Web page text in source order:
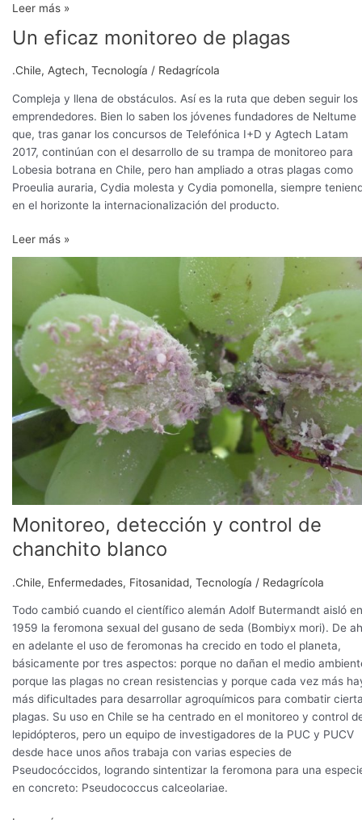
Leer más »
Un eficaz monitoreo de plagas
.Chile, Agtech, Tecnología / Redagrícola
Compleja y llena de obstáculos. Así es la ruta que deben seguir los
emprendedores. Bien lo saben los jóvenes fundadores de Neltume
que, tras ganar los concursos de Telefónica I+D y Agtech Latam
2017, continúan con el desarrollo de su trampa de monitoreo para
Lobesia botrana en Chile, pero han ampliado a otras plagas como
Proeulia auraria, Cydia molesta y Cydia pomonella, siempre
en el horizonte la internacionalización del producto.
Un
monitoreo
plagas
Leer más »
Monitoreo, detección y control de
chanchito blanco
.Chile, Enfermedades, Fitosanidad, Tecnología / Redagrícola
Todo cambió cuando el científico alemán Adolf Butermandt aisló en
1959 la feromona sexual del gusano de seda (Bombiyx mori). De
en adelante el uso de feromonas ha crecido en todo el planeta,
básicamente por tres aspectos: porque no dañan el medio
porque las plagas no crean resistencias y porque cada vez más
más dificultades para desarrollar agroquímicos para combatir
plagas. Su uso en Chile se ha centrado en el monitoreo y control
lepidópteros, pero un equipo de investigadores de la PUC y PUCV
desde hace unos años trabaja con varias especies de
Pseudocóccidos, logrando sintentizar la feromona para una
en concreto: Pseudococcus calceolariae.
Monitoreo,
detección
control
de
chanchito
blanco